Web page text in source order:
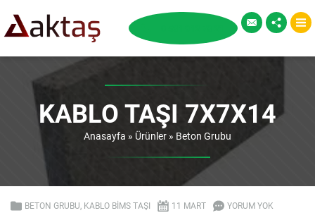
KABLO TAŞI 7X7X14
Anasayfa » Ürünler » Beton Grubu
BETON GRUBU KABLO BIMS TAŞI 11 MART
YORUM YOK